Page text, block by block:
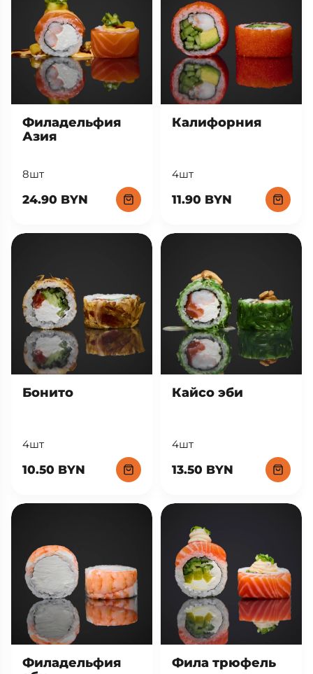
Филадельфия
Азия
8шт
24.90 BYN
Калифорния
4шт
11.90 BYN
Бонито
4шт
10.50 BYN
Кайсо эби
4шт
13.50 BYN
Филадельфия
Фила трюфель